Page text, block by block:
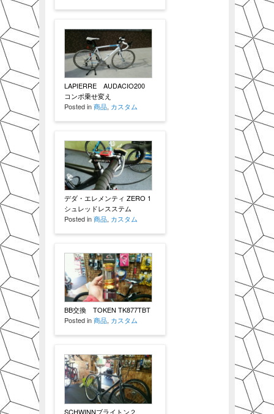
LAPIERRE AUDACIO200
コンポ乗せ変え
Posted in商品, カスタム
デダ・エレメンティ ZERO 1
シュレッドレスステム
Posted in商品, カスタム
BB交換 TOKEN TK877TBT
Posted in商品, カスタム
SCHWINNブライトン２、